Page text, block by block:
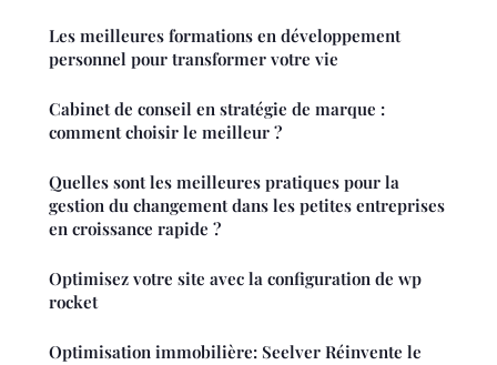
Les meilleures formations en développement
personnel pour transformer votre vie
Cabinet de conseil en stratégie de marque :
comment choisir le meilleur ?
Quelles sont les meilleures pratiques pour la
gestion du changement dans les petites entreprises
en croissance rapide ?
Optimisez votre site avec la configuration de wp
rocket
Optimisation immobilière: Seelver Réinvente le